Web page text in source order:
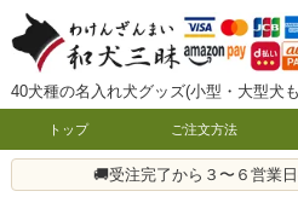
40犬種の名入れ犬グッズ(小型・大型犬
トップ ご注文方法
🚚受注完了から３〜６営業